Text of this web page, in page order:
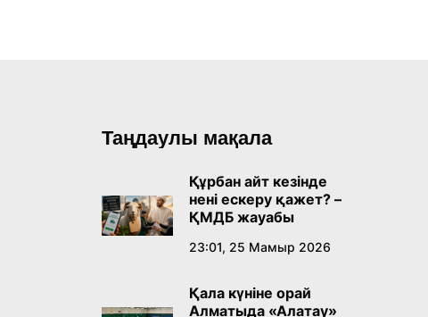
Таңдаулы мақала
Құрбан айт кезінде
нені ескеру қажет? –
ҚМДБ жауабы
23:01, 25 Мамыр 2026
Қала күніне орай
Алматыда «Алатау»